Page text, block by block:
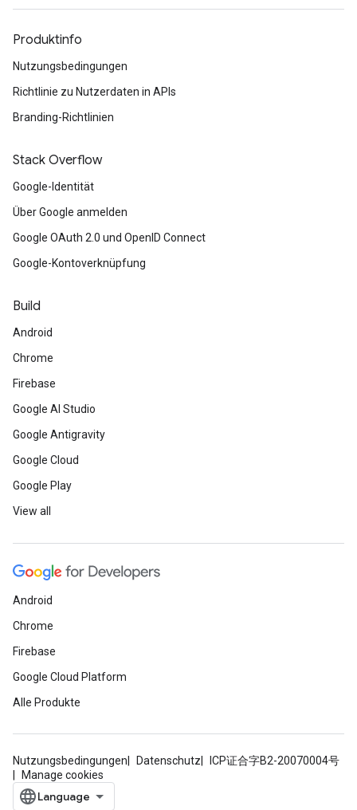
Produktinfo
Nutzungsbedingungen
Richtlinie zu Nutzerdaten in APIs
Branding-Richtlinien
Stack Overflow
Google-Identität
Über Google anmelden
Google OAuth 2.0 und OpenID Connect
Google-Kontoverknüpfung
Build
Android
Chrome
Firebase
Google AI Studio
Google Antigravity
Google Cloud
Google Play
View all
Android
Chrome
Firebase
Google Cloud Platform
Alle Produkte
Nutzungsbedingungen Datenschutz
ICP证合字B2-20070004号
Manage cookies